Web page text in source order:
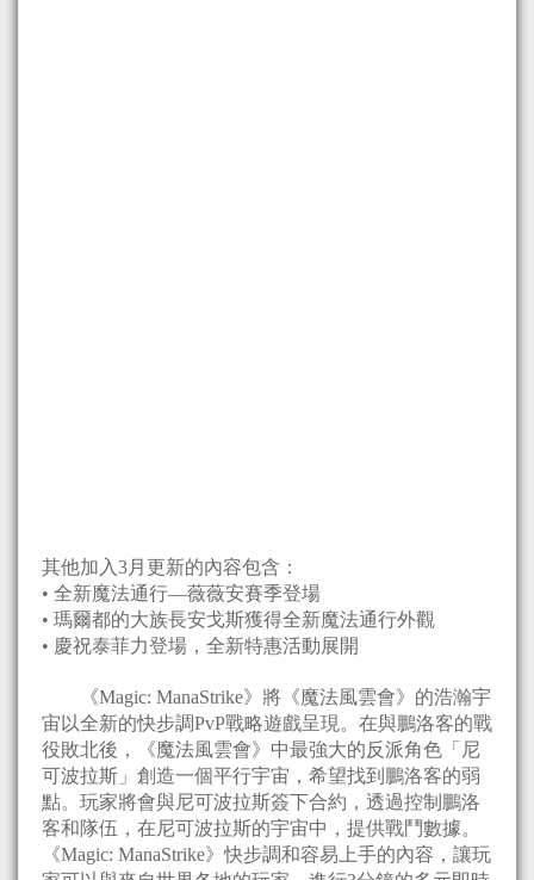
其他加入3月更新的內容包含：
• 全新魔法通行—薇薇安賽季登場
• 瑪爾都的大族長安戈斯獲得全新魔法通行外觀
• 慶祝泰菲力登場，全新特惠活動展開
《Magic: ManaStrike》將《魔法風雲會》的浩瀚宇
宙以全新的快步調PvP戰略遊戲呈現。在與鵬洛客的戰
役敗北後，《魔法風雲會》中最強大的反派角色「尼
可波拉斯」創造一個平行宇宙，希望找到鵬洛客的弱
點。玩家將會與尼可波拉斯簽下合約，透過控制鵬洛
客和隊伍，在尼可波拉斯的宇宙中，提供戰鬥數據。
《Magic: ManaStrike》快步調和容易上手的內容，讓玩